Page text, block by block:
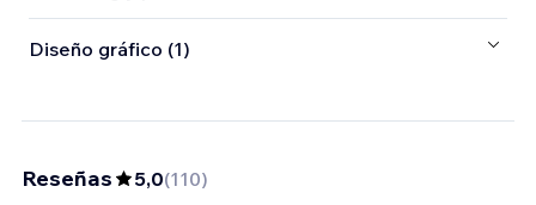
Diseño gráfico (1)
Reseñas 5,0(110)